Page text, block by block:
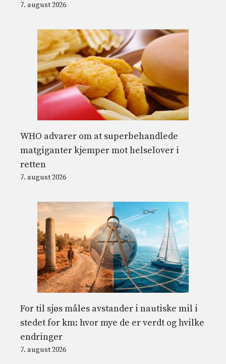
7. august 2026
WHO advarer om at superbehandlede
matgiganter kjemper mot helselover i
retten
7. august 2026
For til sjøs måles avstander i nautiske mil i
stedet for km: hvor mye de er verdt og hvilke
endringer
7. august 2026